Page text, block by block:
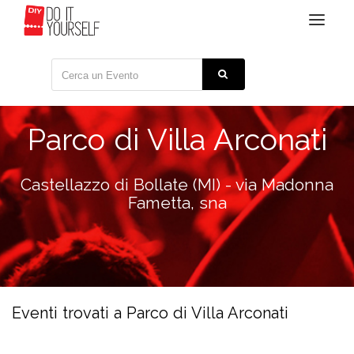
Toggle
Parco di Villa Arconati
Castellazzo di Bollate (MI) - via Madonna
Fametta, sna
Eventi trovati a Parco di Villa Arconati